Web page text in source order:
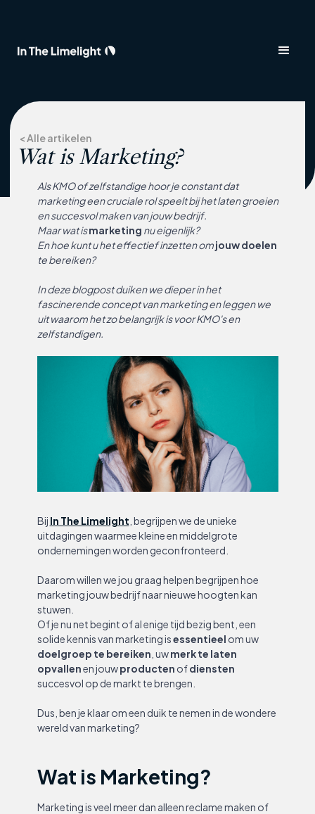
< Alle artikelen
Wat is Marketing?
Als KMO of zelfstandige hoor je constant dat
marketing een cruciale rol speelt bij het laten groeien
en succesvol maken van jouw bedrijf.
Maar wat ismarketing nu eigenlijk?
En hoe kunt u het effectief inzetten omjouw doelen
te bereiken?
In deze blogpost duiken we dieper in het
fascinerende concept van marketing en leggen we
uit waarom het zo belangrijk is voor KMO's en
zelfstandigen.
Bij In The Limelight , begrijpen we de unieke
uitdagingen waarmee kleine en middelgrote
ondernemingen worden geconfronteerd.
Daarom willen we jou graag helpen begrijpen hoe
marketing jouw bedrijf naar nieuwe hoogten kan
stuwen.
Of je nu net begint of al enige tijd bezig bent, een
solide kennis van marketing isessentieel om uw
doelgroep te bereiken , uwmerk te laten
opvallenen jouwproducten ofdiensten
succesvol op de markt te brengen.
Dus, ben je klaar om een duik te nemen in de wondere
wereld van marketing?
Wat is Marketing?
Marketing is veel meer dan alleen reclame maken of